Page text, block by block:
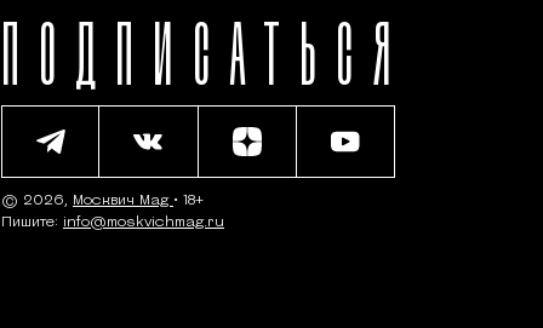
ПОДПИСАТЬСЯ
© 2026, Москвич Mag • 18+
Пишите: info@moskvichmag.ru